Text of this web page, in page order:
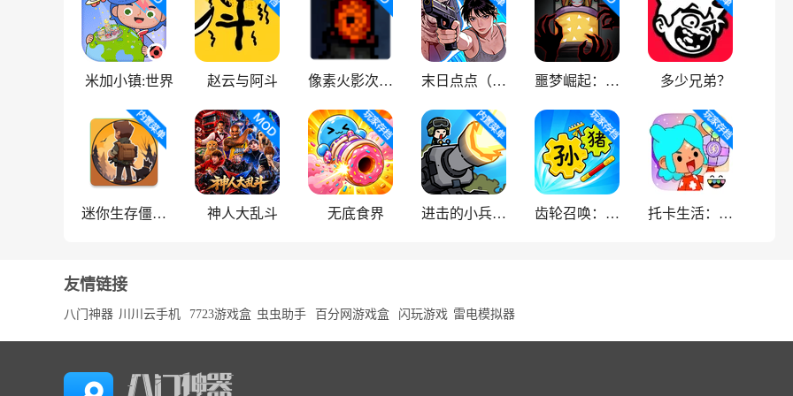
米加小镇:世界 赵云与阿斗 像素火影次世代 末日点点（辅助菜单） 噩梦崛起：生存 多少兄弟？
迷你生存僵尸大战魔改版 神人大乱斗 无底食界 进击的小兵（内置菜单） 齿轮召唤：汉字战争 托卡生活：世界
友情链接
八门神器 川川云手机 7723游戏盒 虫虫助手 百分网游戏盒 闪玩游戏 雷电模拟器